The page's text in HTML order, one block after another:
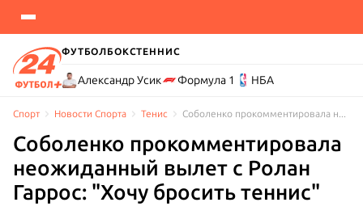
ФУТБОЛБОКСТЕННИС
Александр Усик Формула 1 НБА
Спорт Новости Cпорта Тенис
Соболенко прокомментировала
неожиданный вылет с Ролан
Гаррос: "Хочу бросить теннис"